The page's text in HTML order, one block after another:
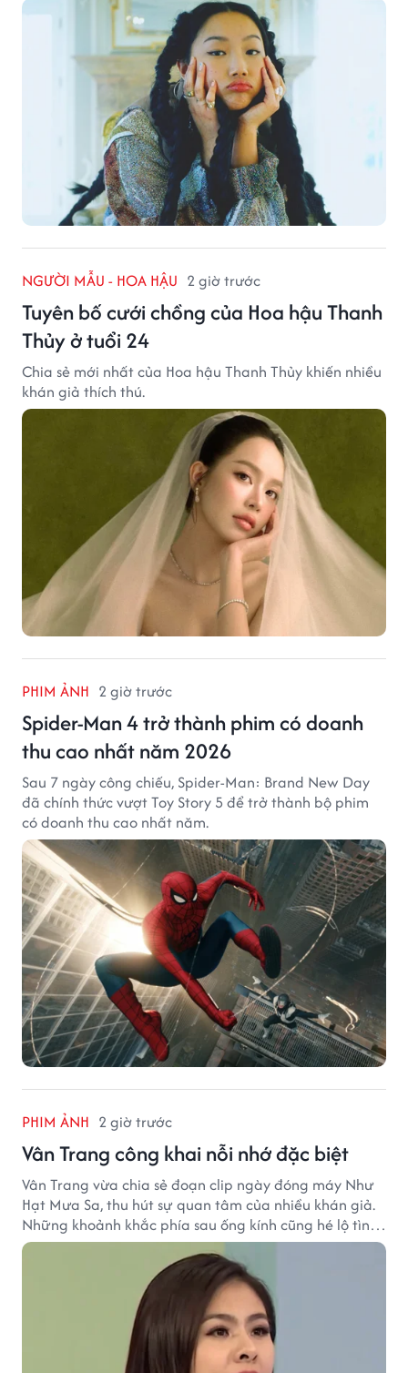
NGƯỜI MẪU - HOA HẬU 2 giờ trước
Tuyên bố cưới chồng của Hoa hậu Thanh
Thủy ở tuổi 24
Chia sẻ mới nhất của Hoa hậu Thanh Thủy khiến nhiều
khán giả thích thú.
PHIM ẢNH 2 giờ trước
Spider-Man 4 trở thành phim có doanh
thu cao nhất năm 2026
Sau 7 ngày công chiếu, Spider-Man: Brand New Day
đã chính thức vượt Toy Story 5 để trở thành bộ phim
có doanh thu cao nhất năm.
PHIM ẢNH 2 giờ trước
Vân Trang công khai nỗi nhớ đặc biệt
Vân Trang vừa chia sẻ đoạn clip ngày đóng máy Như
Hạt Mưa Sa, thu hút sự quan tâm của nhiều khán giả.
Những khoảnh khắc phía sau ống kính cũng hé lộ tình
cảm đặc biệt mà nữ diễn viên dành cho ê-kíp bộ phim.